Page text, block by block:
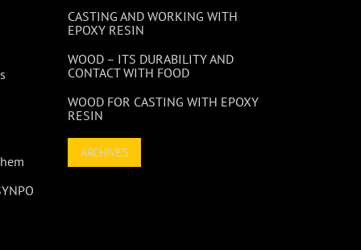
CASTING AND WORKING WITH
EPOXY RESIN
WOOD – ITS DURABILITY AND
CONTACT WITH FOOD
WOOD FOR CASTING WITH EPOXY
RESIN
ARCHIVES